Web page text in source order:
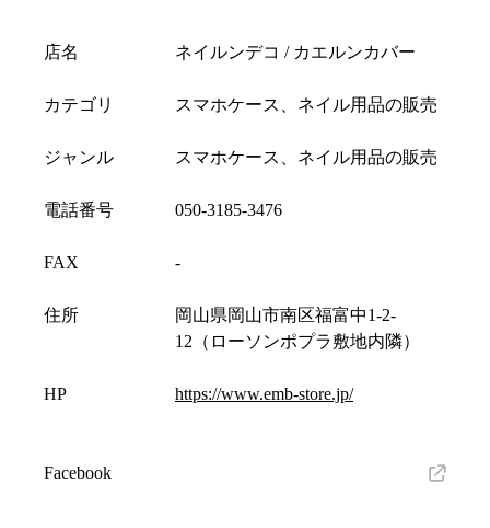
店名 ネイルンデコ / カエルンカバー
カテゴリ スマホケース、ネイル用品の販売
ジャンル スマホケース、ネイル用品の販売
電話番号 050-3185-3476
FAX -
住所
岡山県岡山市南区福富中1-2-
12（ローソンポプラ敷地内隣）
HP https://www.emb-store.jp/
Facebook